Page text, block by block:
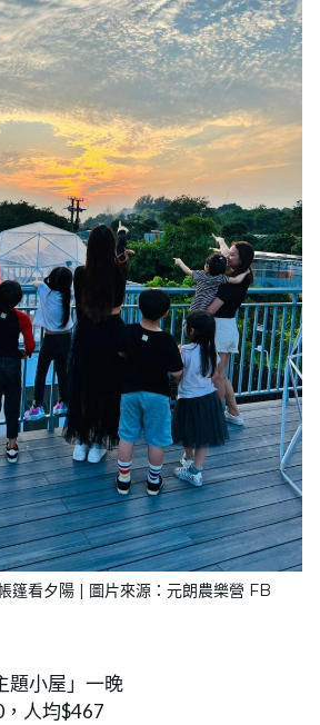
篷看夕陽 | 圖片來源：元朗農樂營 FB
題小屋」一晚
人均$467